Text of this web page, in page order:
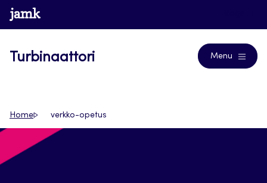
Siirry
suoraan
www.jamk.fi
Turbinaattori Menu
Home verkko-opetus